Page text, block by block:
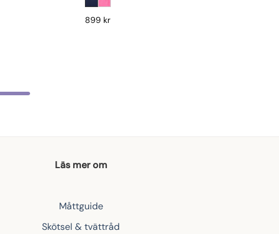
899 kr
Läs mer om
Måttguide
Skötsel & tvättråd